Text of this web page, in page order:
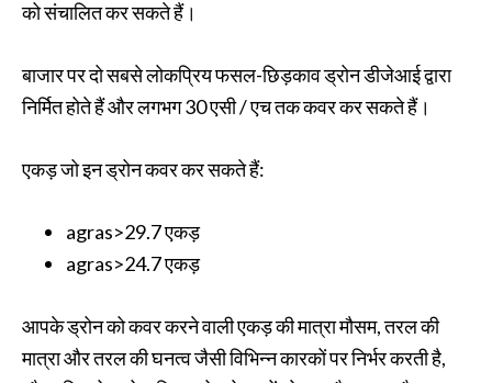
को संचालित कर सकते हैं।
बाजार पर दो सबसे लोकप्रिय फसल-छिड़काव ड्रोन डीजेआई द्वारा
निर्मित होते हैं और लगभग 30 एसी / एच तक कवर कर सकते हैं।
एकड़ जो इन ड्रोन कवर कर सकते हैं:
agras>29.7 एकड़
agras>24.7 एकड़
आपके ड्रोन को कवर करने वाली एकड़ की मात्रा मौसम, तरल की
मात्रा और तरल की घनत्व जैसी विभिन्न कारकों पर निर्भर करती है,